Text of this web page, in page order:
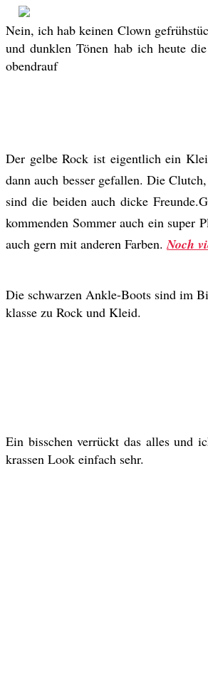
Nein, ich hab keinen Clown
und dunklen Tönen hab ich heute
obendrauf
Der gelbe Rock ist eigentlich ein
dann auch besser gefallen. Die
sind die beiden auch dicke
kommenden Sommer auch ein
auch gern mit anderen Farben.Noch
Die schwarzen Ankle-Boots sind im
klasse zu Rock und Kleid.
Ein bisschen verrückt das alles und
krassen Look einfach sehr.